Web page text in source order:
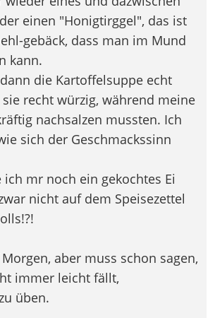
einen "Honigtirggel", das ist
gebäck, dass man im Mund
kann.
die Kartoffelsuppe echt
recht würzig, während meine
nachsalzen mussten. Ich
sich der Geschmackssinn
mr noch ein gekochtes Ei
nicht auf dem Speisezettel
aber muss schon sagen,
immer leicht fällt,
üben.